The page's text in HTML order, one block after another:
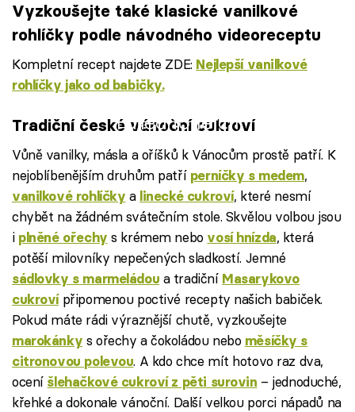
Vyzkoušejte také klasické vanilkové
rohlíčky podle návodného videoreceptu
Kompletní recept najdete ZDE: Nejlepší vanilkové
rohlíčky jako od babičky.
Failed to fetch
Tradiční české vánoční cukroví
Vůně vanilky, másla a oříšků k Vánocům prostě patří. K
nejoblíbenějším druhům patří perníčky s medem,
vanilkové rohlíčky a linecké cukroví, které nesmí
chybět na žádném svátečním stole. Skvělou volbou jsou
i plněné ořechy s krémem nebo vosí hnízda, která
potěší milovníky nepečených sladkostí. Jemné
sádlovky s marmeládou a tradiční Masarykovo
cukrovípřipomenou poctivé recepty našich babiček.
Pokud máte rádi výraznější chutě, vyzkoušejte
marokánky s ořechy a čokoládou nebo měsíčky s
citronovou polevou. A kdo chce mít hotovo raz dva,
ocení šlehačkové cukroví z pěti surovin – jednoduché,
křehké a dokonale vánoční. Další velkou porci nápadů na